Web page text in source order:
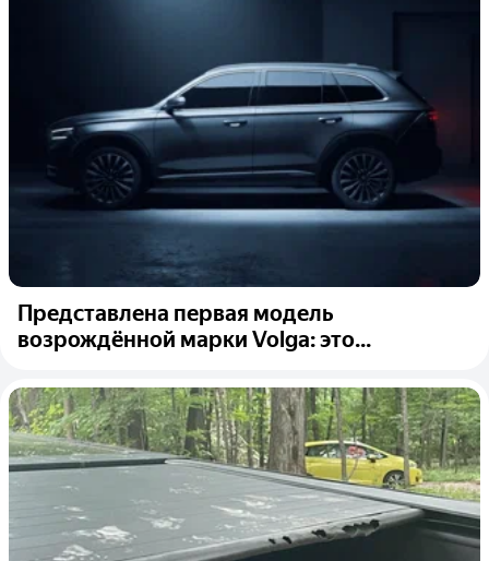
Представлена первая модель
возрождённой марки Volga: это...